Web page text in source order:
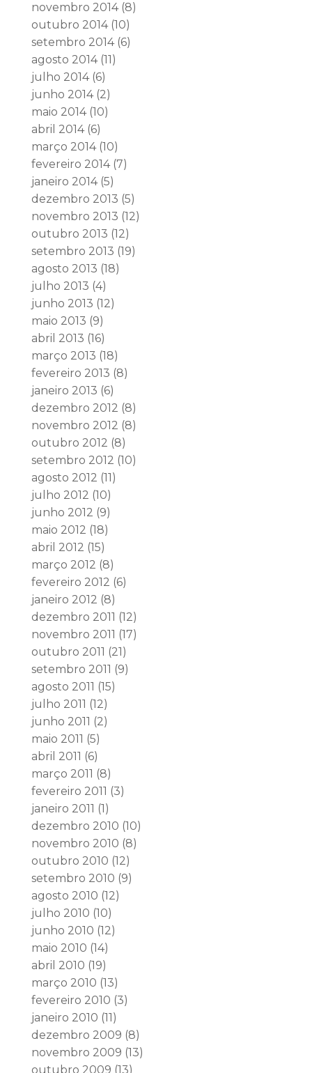
novembro 2014(8)
outubro 2014(10)
setembro 2014(6)
agosto 2014(11)
julho 2014(6)
junho 2014(2)
maio 2014(10)
abril 2014(6)
março 2014(10)
fevereiro 2014(7)
janeiro 2014(5)
dezembro 2013 (5)
novembro 2013 (12)
outubro 2013 (12)
setembro 2013 (19)
agosto 2013 (18)
julho 2013 (4)
junho 2013 (12)
maio 2013 (9)
abril 2013 (16)
março 2013 (18)
fevereiro 2013 (8)
janeiro 2013 (6)
dezembro 2012 (8)
novembro 2012 (8)
outubro 2012 (8)
setembro 2012 (10)
agosto 2012 (11)
julho 2012 (10)
junho 2012 (9)
maio 2012 (18)
abril 2012 (15)
março 2012 (8)
fevereiro 2012 (6)
janeiro 2012 (8)
dezembro 2011 (12)
novembro 2011 (17)
outubro 2011 (21)
setembro 2011 (9)
agosto 2011 (15)
julho 2011 (12)
junho 2011 (2)
maio 2011 (5)
abril 2011 (6)
março 2011 (8)
fevereiro 2011 (3)
janeiro 2011 (1)
dezembro 2010 (10)
novembro 2010 (8)
outubro 2010 (12)
setembro 2010 (9)
agosto 2010 (12)
julho 2010 (10)
junho 2010 (12)
maio 2010 (14)
abril 2010 (19)
março 2010 (13)
fevereiro 2010 (3)
janeiro 2010 (11)
dezembro 2009 (8)
novembro 2009 (13)
outubro 2009 (13)